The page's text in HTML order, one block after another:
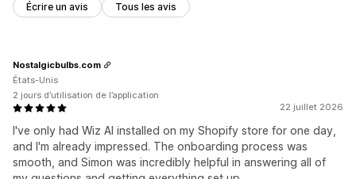
Écrire un avis Tous les avis
22 juillet 2026
I've only had Wiz AI installed on my Shopify store for one day,
and I'm already impressed. The onboarding process was
smooth, and Simon was incredibly helpful in answering all of
Nostalgicbulbs.com
États-Unis
2 jours d’utilisation de l’application